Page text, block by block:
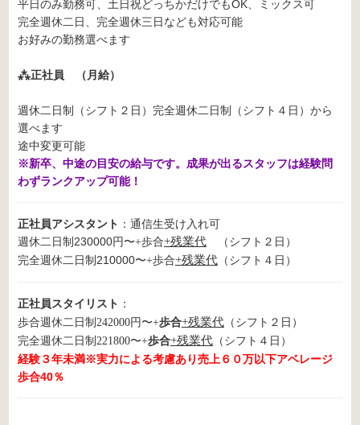
平日のみ勤務可、土日祝どっちかだけでもOK、ミックス可
完全週休二日、完全週休三日なども対応可能
お好みの勤務選べます
⁂正社員 （月給）
週休二日制（シフト２日）完全週休二日制（シフト４日）から
選べます
途中変更可能
※新卒、中途の目安の給与です。成果が出るスタッフは経験問
わずランクアップ可能！
正社員アシスタント ：通信生受け入れ可
週休二日制230000円〜+歩合+残業代（シフト２日）
完全週休二日制210000〜+歩合+残業代（シフト４日）
正社員スタイリスト ：
歩合週休二日制 242000円〜+歩合+残業代（シフト２日）
完全週休二日制221800〜+歩合+残業代（シフト４日）
経験３年未満※実力による考慮あり売上６０万以下アベレージ
歩合40％